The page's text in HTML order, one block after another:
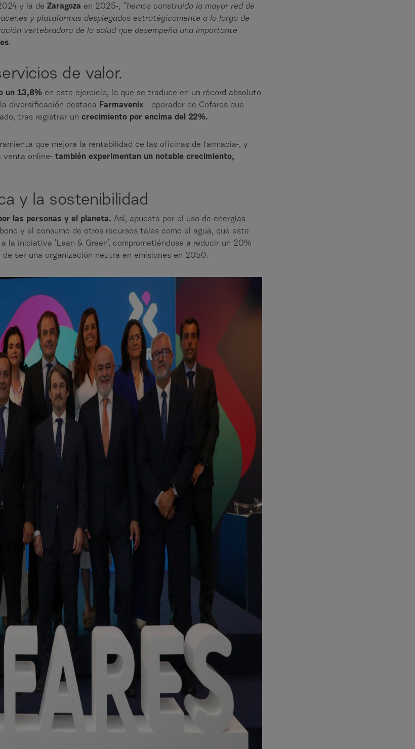
y la de Zaragoza en 2025-, “hemos construido la mayor red de
y plataformas desplegados estratégicamente a lo largo de
vertebradora de la salud que desempeña una importante
.
de valor.
un 13,8% en este ejercicio, lo que se traduce en un récord absoluto
diversificación destaca Farmavenix - operador de Cofares que
tras registrar un crecimiento por encima del 22%.
que mejora la rentabilidad de las oficinas de farmacia-, y
venta online- también experimentan un notable crecimiento,
y la sostenibilidad
las personas y el planeta. Así, apuesta por el uso de energías
y el consumo de otros recursos tales como el agua, que este
iniciativa ‘Lean & Green’, comprometiéndose a reducir un 20%
ser una organización neutra en emisiones en 2050.